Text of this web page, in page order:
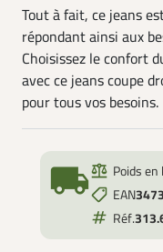
Tout à fait, ce jeans
répondant ainsi aux
Choisissez le confort
avec ce jeans coupe
pour tous vos besoins.
local_shipping Poids en
EAN
Réf.